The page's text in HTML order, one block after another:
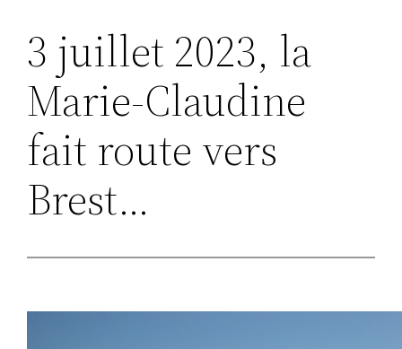
3 juillet 2023, la
Marie-Claudine
fait route vers
Brest…